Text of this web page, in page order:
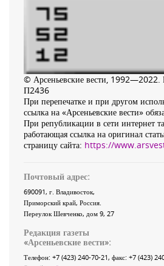
© Арсеньевские вести, 1992—2022.
П2436
При перепечатке и при другом
ссылка на «Арсеньевские вести»
При републикации в сети интернет
работающая ссылка на оригинал
страницу сайта: https://
Почтовый адрес:
690091, г. Владивосток,
Приморский край, Россия
Переулок Шевченко, дом 9, 27
Редакция газеты
«Арсеньевские вести»:
Телефон: +7 (423) 240-70-21, факс: +7 (423)